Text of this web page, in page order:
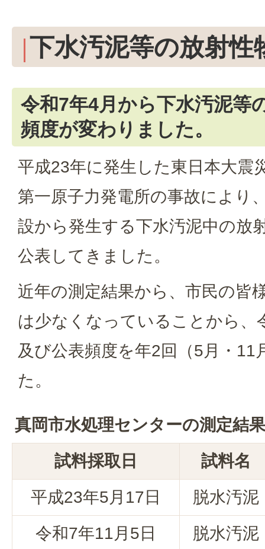
下水汚泥等の放射性
令和7年4月から下水汚泥等
頻度が変わりました。
平成23年に発生した東日本大震
第一原子力発電所の事故により
設から発生する下水汚泥中の放
公表してきました。
近年の測定結果から、市民の皆
は少なくなっていることから、
及び公表頻度を年2回（5月・11
た。
真岡市水処理センターの測定結果
試料採取日
試料名
平成23年5月17日
脱水汚泥
令和7年11月5日
脱水汚泥